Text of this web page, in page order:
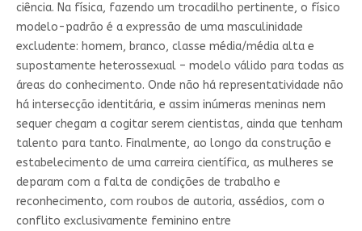
ciência. Na física, fazendo um trocadilho pertinente, o físico
modelo-padrão é a expressão de uma masculinidade
excludente: homem, branco, classe média/média alta e
supostamente heterossexual – modelo válido para todas as
áreas do conhecimento. Onde não há representatividade não
há intersecção identitária, e assim inúmeras meninas nem
sequer chegam a cogitar serem cientistas, ainda que tenham
talento para tanto. Finalmente, ao longo da construção e
estabelecimento de uma carreira científica, as mulheres se
deparam com a falta de condições de trabalho e
reconhecimento, com roubos de autoria, assédios, com o
conflito exclusivamente feminino entre